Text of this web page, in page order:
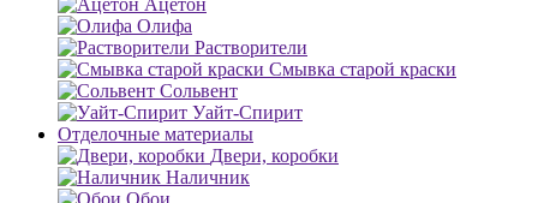
Ацетон
Олифа
Растворители
Смывка старой краски
Сольвент
Уайт-Спирит
Отделочные материалы
Двери, коробки
Наличник
Обои